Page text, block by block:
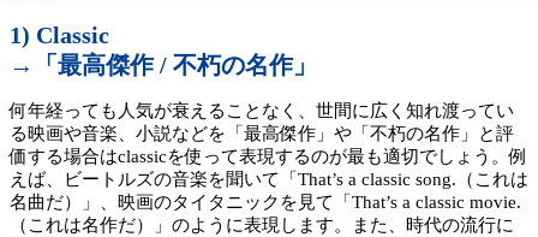
1) Classic
→「最高傑作 / 不朽の名作」
何年経っても人気が衰えることなく、世間に広く知れ渡ってい
る映画や音楽、小説などを「最高傑作」や「不朽の名作」と評
価する場合はclassicを使って表現するのが最も適切でしょう。例
えば、ビートルズの音楽を聞いて「That’s a classic song.（これは
名曲だ）」、映画のタイタニックを見て「That’s a classic movie.
（これは名作だ）」のように表現します。また、時代の流行に